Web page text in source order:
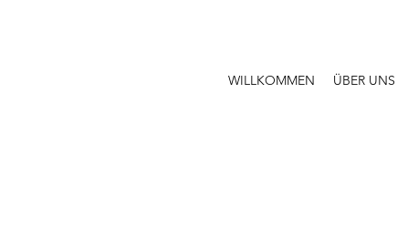
WILLKOMMEN ÜBER UNS